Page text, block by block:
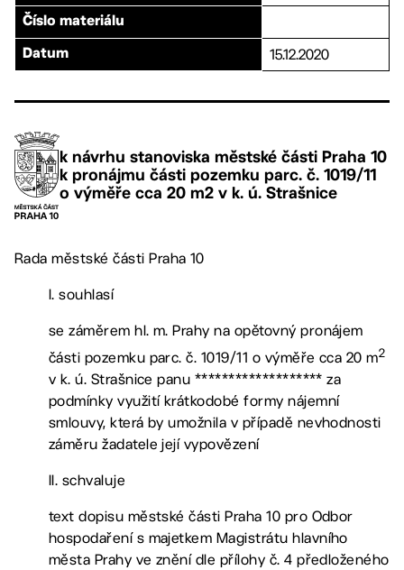
Číslo materiálu
Datum 15.12.2020
k návrhu stanoviska městské části Praha 10
k pronájmu části pozemku parc. č. 1019/11
o výměře cca 20 m2 v k. ú. Strašnice
Rada městské části Praha 10
I. souhlasí
se záměrem hl. m. Prahy na opětovný pronájem
části pozemku parc. č. 1019/11 o výměře cca 20 m2
v k. ú. Strašnice panu ******************* za
podmínky využití krátkodobé formy nájemní
smlouvy, která by umožnila v případě nevhodnosti
záměru žadatele její vypovězení
II. schvaluje
text dopisu městské části Praha 10 pro Odbor
hospodaření s majetkem Magistrátu hlavního
města Prahy ve znění dle přílohy č. 4 předloženého